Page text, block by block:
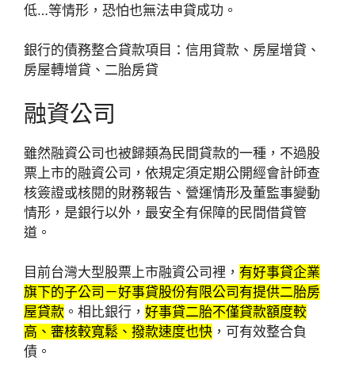
低…等情形，恐怕也無法申貸成功。
銀行的債務整合貸款項目：信用貸款、房屋增貸、
房屋轉增貸、二胎房貸
融資公司
雖然融資公司也被歸類為民間貸款的一種，不過股
票上市的融資公司，依規定須定期公開經會計師查
核簽證或核閱的財務報告、營運情形及董監事變動
情形，是銀行以外，最安全有保障的民間借貸管
道。
目前台灣大型股票上市融資公司裡， 有好事貸企業
旗下的子公司－好事貸股份有限公司有提供二胎房
屋貸款 。相比銀行， 好事貸二胎不僅貸款額度較
高、審核較寬鬆、撥款速度也快 ，可有效整合負
債。